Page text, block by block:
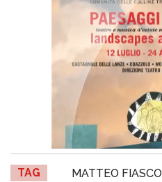
TAG MATTEO FIASCO